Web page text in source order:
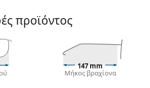
παραμέτρους σύμφωνα με το
για τα παιδικά γυαλιά.
είναι unisex γυαλιά ηλίου.
πάνω σας αυτά τα γυαλιά ηλίου
του Εικονικού καθρέφτη του
προϊόντος
147 mm
Μήκος βραχίονα